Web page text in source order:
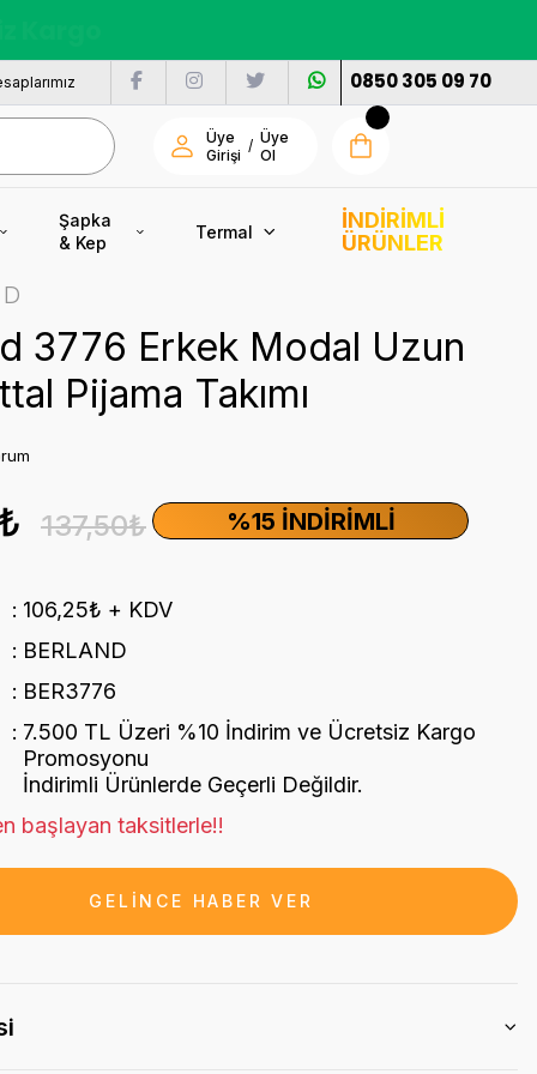
0850 305 09 70
Üye
Girişi
/ Üye
Ol
Şapka
& Kep
Termal
İNDİRİMLİ
ÜRÜNLER
3776 Erkek Modal Uzun
Pijama Takımı
%15 İNDIRIMLI
137,50₺
106,25₺ + KDV
BERLAND
BER3776
7.500 TL Üzeri %10 İndirim ve Ücretsiz Kargo
Promosyonu
İndirimli Ürünlerde Geçerli Değildir.
başlayan taksitlerle!!
GELİNCE HABER VER